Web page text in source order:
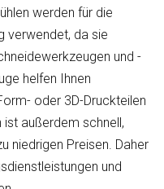
werden für die
verwendet, da sie
und -
helfen Ihnen
oder 3D-Druckteilen
ist außerdem schnell,
niedrigen Preisen. Daher
und